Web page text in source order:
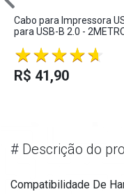
Cabo para Impressora
para USB-B 2.0 -
R$ 41,90
# Descrição do
Compatibilidade De